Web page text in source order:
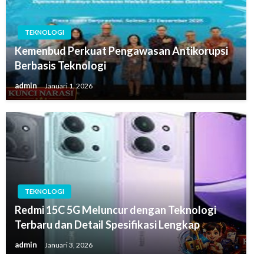
TEKNOLOGI
Kemenbud Perkuat Pengawasan Antikorupsi
Berbasis Teknologi
admin Januari 1, 2026
TEKNOLOGI
Redmi 15C 5G Meluncur dengan Teknologi
Terbaru dan Detail Spesifikasi Lengkap
admin Januari 3, 2026